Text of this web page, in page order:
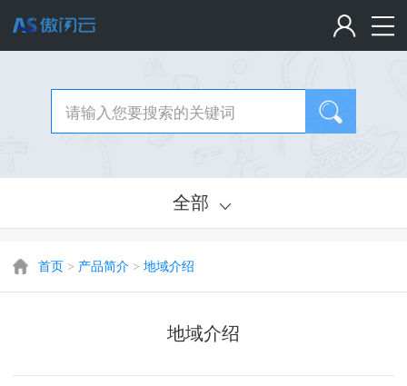
全部
首页 > 产品简介 > 地域介绍
地域介绍